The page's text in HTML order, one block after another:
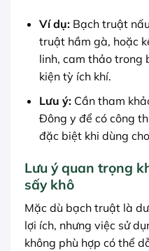
Ví dụ:Bạch truật
truật hầm gà, hoặc
linh, cam thảo trong
kiện tỳ ích khí.
Lưu ý:Cần tham
Đông y để có công
đặc biệt khi dùng
Lưu ý quan trọng
sấy khô
Mặc dù bạch truật là
lợi ích, nhưng việc sử
không phù hợp có thể